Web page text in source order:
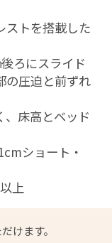
トを搭載した
ろにスライド
の圧迫と前ずれ
床高とベッド
ショート・
上
けます。